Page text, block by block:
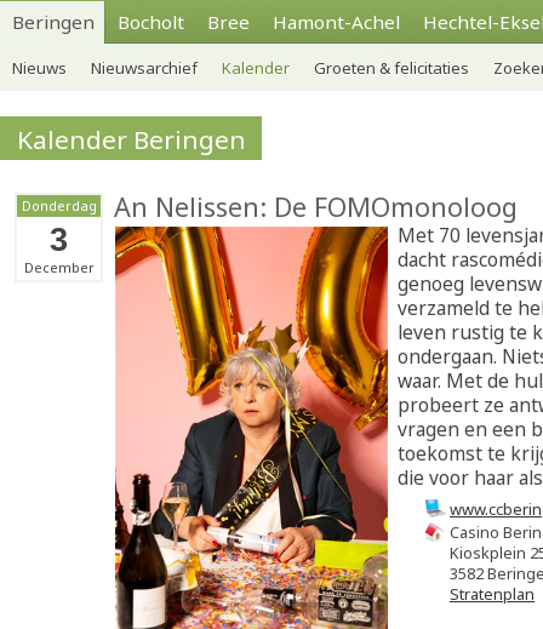
Beringen Bocholt Bree Hamont-Achel Hechtel-
Nieuws Nieuwsarchief Kalender Groeten & felicitaties
Kalender Beringen
Donderdag
3
December
An Nelissen: De FOMOmonoloog
Met 70
dacht
genoeg
verzameld te
leven rustig te
ondergaan.
waar. Met de
probeert ze
vragen en een
toekomst te
die voor haar
Casino
Kioskplein
3582
Stratenplan